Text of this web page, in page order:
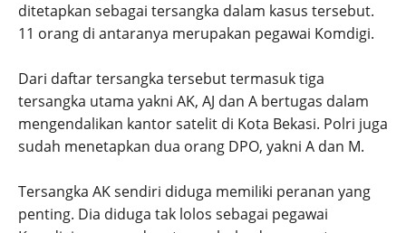
ditetapkan sebagai tersangka dalam kasus tersebut.
11 orang di antaranya merupakan pegawai Komdigi.
Dari daftar tersangka tersebut termasuk tiga
tersangka utama yakni AK, AJ dan A bertugas dalam
mengendalikan kantor satelit di Kota Bekasi. Polri juga
sudah menetapkan dua orang DPO, yakni A dan M.
Tersangka AK sendiri diduga memiliki peranan yang
penting. Dia diduga tak lolos sebagai pegawai